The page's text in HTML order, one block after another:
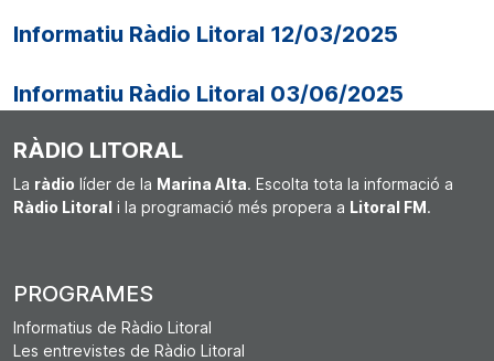
Informatiu Ràdio Litoral 12/03/2025
Informatiu Ràdio Litoral 03/06/2025
RÀDIO LITORAL
La ràdio líder de la Marina Alta. Escolta tota la informació a
Ràdio Litoral i la programació més propera a Litoral FM.
PROGRAMES
Informatius de Ràdio Litoral
Les entrevistes de Ràdio Litoral